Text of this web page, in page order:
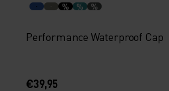
% % %
Performance Waterproof Cap
€39,95